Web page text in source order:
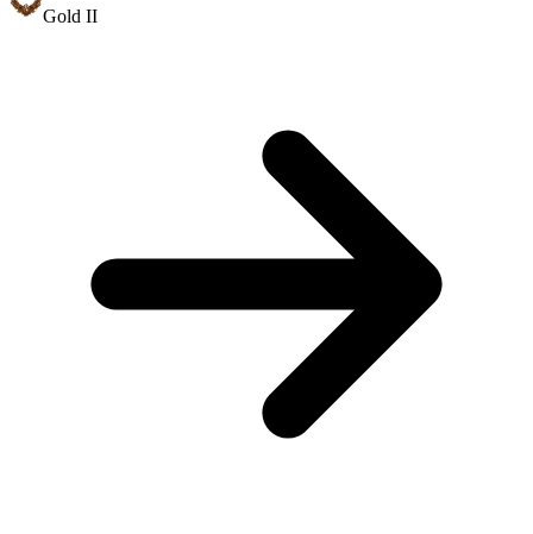
Gold II